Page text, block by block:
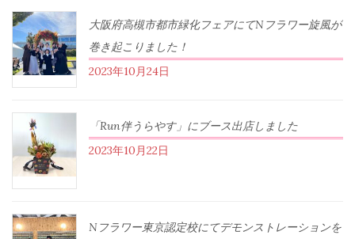
大阪府高槻市都市緑化フェアにてNフラワー旋風が
巻き起こりました！
2023年10月24日
「Run伴うらやす」にブース出店しました
2023年10月22日
Nフラワー東京認定校にてデモンストレーションを